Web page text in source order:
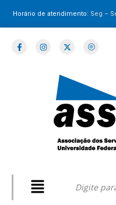
Horário de atendimento: Seg –